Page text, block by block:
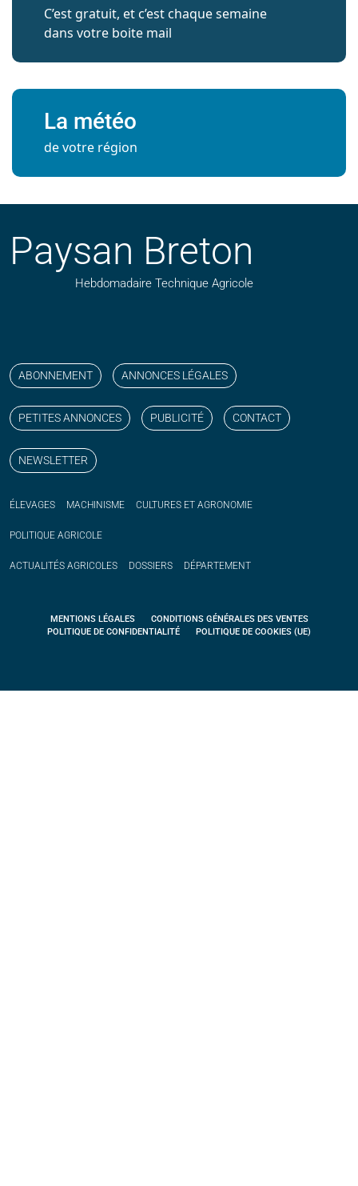
C’est gratuit, et c’est chaque semaine
dans votre boite mail
La météo
de votre région
Paysan Breton
Hebdomadaire Technique Agricole
ABONNEMENT ANNONCES LÉGALES
PETITES ANNONCES PUBLICITÉ CONTACT
NEWSLETTER
ÉLEVAGES MACHINISME CULTURES ET AGRONOMIE
POLITIQUE AGRICOLE
ACTUALITÉS AGRICOLES DOSSIERS DÉPARTEMENT
MENTIONS LÉGALES
CONDITIONS GÉNÉRALES DES VENTES
POLITIQUE DE CONFIDENTIALITÉ
POLITIQUE DE COOKIES (UE)